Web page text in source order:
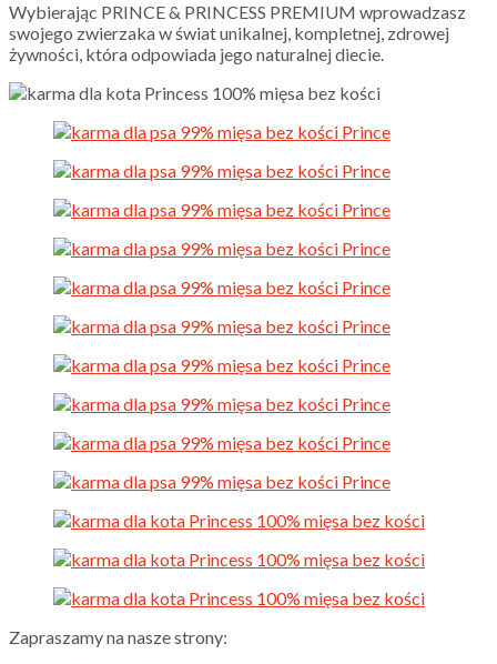
Wybierając PRINCE & PRINCESS PREMIUM wprowadzasz
swojego zwierzaka w świat unikalnej, kompletnej, zdrowej
żywności, która odpowiada jego naturalnej diecie.
Zapraszamy na nasze strony: